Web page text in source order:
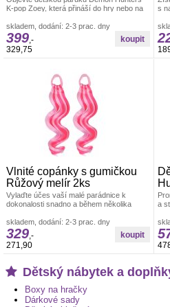
K-pop Zoey, která přináší do hry nebo na
skladem, dodání: 2-3 prac. dny
399,-
329,75
s
Vlnité copánky s gumičkou
Růžový melír 2ks
Vylaďte účes vaší malé parádnice k
dokonalosti snadno a během několika
růžovém
skladem, dodání: 2-3 prac. dny
329,-
271,90
a
Dětský nábytek a
Boxy na hračky
Dárkové sady